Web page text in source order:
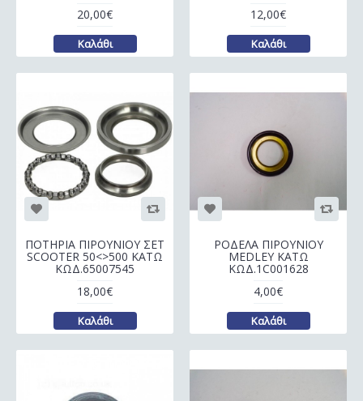
20,00€
Καλάθι
12,00€
Καλάθι
ΠΟΤΗΡΙΑ ΠΙΡΟΥΝΙΟΥ ΣΕΤ
SCOOTER 50<>500 ΚΑΤΩ
ΚΩΔ.65007545
18,00€
Καλάθι
ΡΟΔΕΛΑ ΠΙΡΟΥΝΙΟΥ
MEDLEY ΚΑΤΩ
ΚΩΔ.1C001628
4,00€
Καλάθι